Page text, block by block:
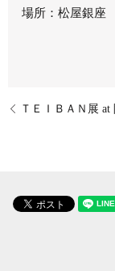
場所：松屋銀
ＴＥＩＢＡＮ展 at